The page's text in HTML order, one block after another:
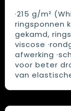
·215 g/m²
ringsponnen
gekamd,
viscose
afwerking
voor beter
van